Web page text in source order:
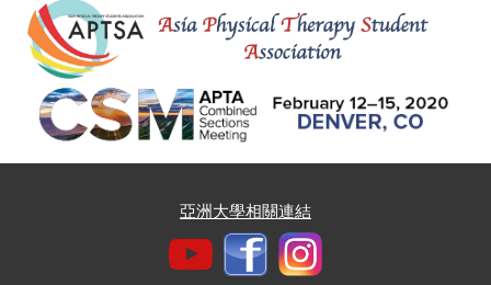
亞洲大學相關連結